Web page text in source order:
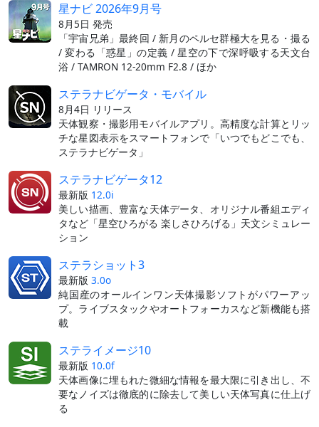
星ナビ 2026年9月号
8月5日 発売
「宇宙兄弟」最終回 / 新月のペルセ群極大を見る・撮る
/ 変わる「惑星」の定義 / 星空の下で深呼吸する天文台
浴 / TAMRON 12-20mm F2.8 / ほか
ステラナビゲータ・モバイル
8月4日 リリース
天体観察・撮影用モバイルアプリ。高精度な計算とリッ
チな星図表示をスマートフォンで「いつでもどこでも、
ステラナビゲータ」
ステラナビゲータ12
最新版 12.0i
美しい描画、豊富な天体データ、オリジナル番組エディ
タなど「星空ひろがる 楽しさひろげる」天文シミュレー
ション
ステラショット3
最新版 3.0o
純国産のオールインワン天体撮影ソフトがパワーアッ
プ。ライブスタックやオートフォーカスなど新機能も搭
載
ステライメージ10
最新版 10.0f
天体画像に埋もれた微細な情報を最大限に引き出し、不
要なノイズは徹底的に除去して美しい天体写真に仕上げ
る